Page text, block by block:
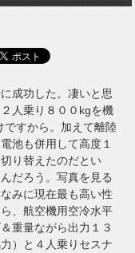
成功した。凄いと思
人乗り８００kgを機
ですから。加えて離陸
池も併用して高度１
り替えたのだとい
だろう。写真を見る
みに現在最も高い性
、航空機用空冷水平
重量ながら出力１３
）と４人乗りセスナ